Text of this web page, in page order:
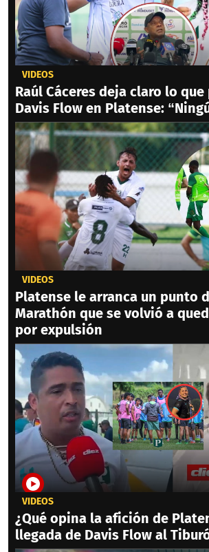
VIDEOS
Raúl Cáceres deja claro lo que
Davis Flow en Platense:
VIDEOS
Platense le arranca un punto
Marathón que se volvió a
por expulsión
VIDEOS
¿Qué opina la afición de
llegada de Davis Flow al